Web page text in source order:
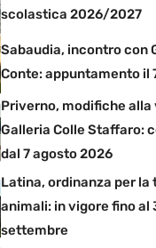
scolastica 2026/2027
Sabaudia, incontro con
Conte: appuntamento il
Priverno, modifiche
Galleria Colle Staffaro:
dal 7 agosto 2026
Latina, ordinanza per la
animali: in vigore fino al
settembre